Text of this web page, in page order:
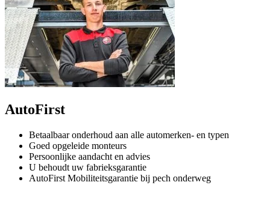
AutoFirst
Betaalbaar onderhoud aan alle automerken- en typen
Goed opgeleide monteurs
Persoonlijke aandacht en advies
U behoudt uw fabrieksgarantie
AutoFirst Mobiliteitsgarantie bij pech onderweg